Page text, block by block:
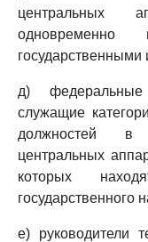
центральных
государственными
д) федеральные
служащие
должностей в
центральных
которых
государственного
е) руководители